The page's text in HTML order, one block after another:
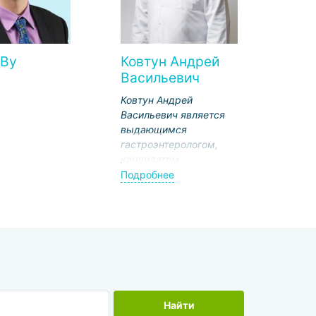
Ковтун Андрей
Васильевич
Ковтун Андрей
Васильевич является
выдающимся
гастроэнтерологом,
медицинских наук. На
Пирогова.
Подробнее
Найти